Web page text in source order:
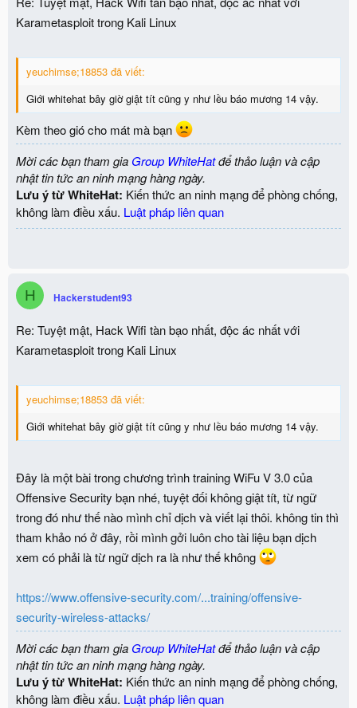
Karametasploit trong Kali Linux
yeuchimse;18853 đã viết:
Giới whitehat bây giờ giật tít cũng y như lều báo mương 14 vậy.
Kèm theo gió cho mát mà bạn
Mời các bạn tham gia Group WhiteHatđể thảo luận và cập
nhật tin tức an ninh mạng hàng ngày.
Lưu ý từ WhiteHat: Kiến thức an ninh mạng để phòng chống,
không làm điều xấu. Luật pháp liên quan
H Hackerstudent93
Re: Tuyệt mật, Hack Wifi tàn bạo nhất, độc ác nhất với
Karametasploit trong Kali Linux
yeuchimse;18853 đã viết:
Giới whitehat bây giờ giật tít cũng y như lều báo mương 14 vậy.
Đây là một bài trong chương trình training WiFu V 3.0 của
Offensive Security bạn nhé, tuyệt đối không giật tít, từ ngữ
trong đó như thế nào mình chỉ dịch và viết lại thôi. không tin thì
tham khảo nó ở đây, rồi mình gởi luôn cho tài liệu bạn dịch
xem có phải là từ ngữ dịch ra là như thế không
https://www.offensive-security.com/...training/offensive-
security-wireless-attacks/
Mời các bạn tham gia Group WhiteHatđể thảo luận và cập
nhật tin tức an ninh mạng hàng ngày.
Lưu ý từ WhiteHat: Kiến thức an ninh mạng để phòng chống,
không làm điều xấu. Luật pháp liên quan